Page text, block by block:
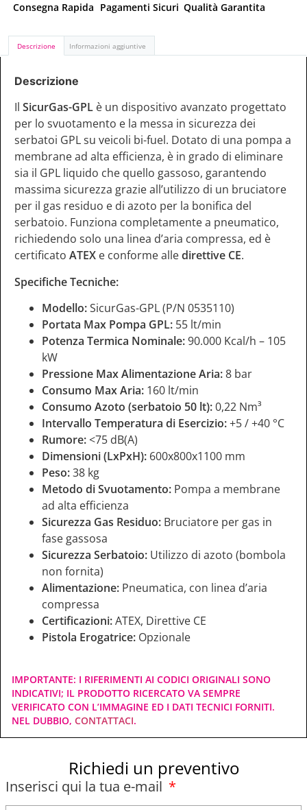
Consegna Rapida Pagamenti Sicuri Qualità Garantita
Descrizione Informazioni aggiuntive
Descrizione
Il SicurGas-GPL è un dispositivo avanzato progettato
per lo svuotamento e la messa in sicurezza dei
serbatoi GPL su veicoli bi-fuel. Dotato di una pompa a
membrane ad alta efficienza, è in grado di eliminare
sia il GPL liquido che quello gassoso, garantendo
massima sicurezza grazie all’utilizzo di un bruciatore
per il gas residuo e di azoto per la bonifica del
serbatoio. Funziona completamente a pneumatico,
richiedendo solo una linea d’aria compressa, ed è
certificato ATEX e conforme alledirettive CE.
Specifiche Tecniche:
Modello:SicurGas-GPL (P/N 0535110)
Portata Max Pompa GPL: 55 lt/min
Potenza Termica Nominale:90.000 Kcal/h – 105
kW
Pressione Max Alimentazione Aria:8 bar
Consumo Max Aria: 160 lt/min
Consumo Azoto (serbatoio 50 lt):0,22 Nm³
Intervallo Temperatura di Esercizio:+5 / +40 °C
Rumore: <75 dB(A)
Dimensioni (LxPxH): 600x800x1100 mm
Peso:38 kg
Metodo di Svuotamento: Pompa a membrane
ad alta efficienza
Sicurezza Gas Residuo: Bruciatore per gas in
fase gassosa
Sicurezza Serbatoio: Utilizzo di azoto (bombola
non fornita)
Alimentazione: Pneumatica, con linea d’aria
compressa
Certificazioni:ATEX, Direttive CE
Pistola Erogatrice: Opzionale
IMPORTANTE: I RIFERIMENTI AI CODICI ORIGINALI SONO
INDICATIVI; IL PRODOTTO RICERCATO VA SEMPRE
VERIFICATO CON L’IMMAGINE ED I DATI TECNICI FORNITI.
NEL DUBBIO, CONTATTACI.
Richiedi un preventivo
Inserisci qui la tua e-mail